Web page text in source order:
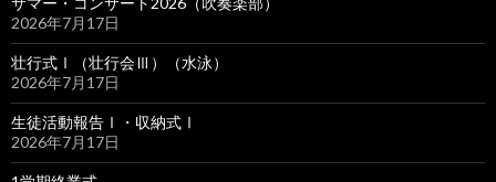
2026年7月17日
壮行式Ⅰ（壮行会Ⅲ）（水泳）
2026年7月17日
生徒活動報告Ⅰ・収納式Ⅰ
2026年7月17日